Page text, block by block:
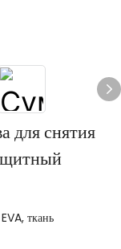
для снятия
ткань